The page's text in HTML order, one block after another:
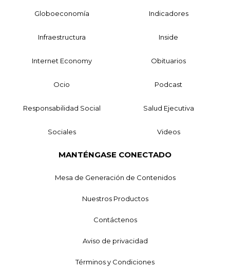
Globoeconomía Indicadores
Infraestructura Inside
Internet Economy Obituarios
Ocio Podcast
Responsabilidad Social Salud Ejecutiva
Sociales Videos
MANTÉNGASE CONECTADO
Mesa de Generación de Contenidos
Nuestros Productos
Contáctenos
Aviso de privacidad
Términos y Condiciones